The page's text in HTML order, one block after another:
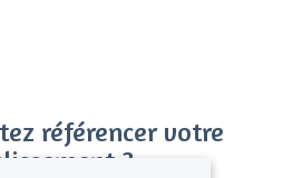
référencer votre
?